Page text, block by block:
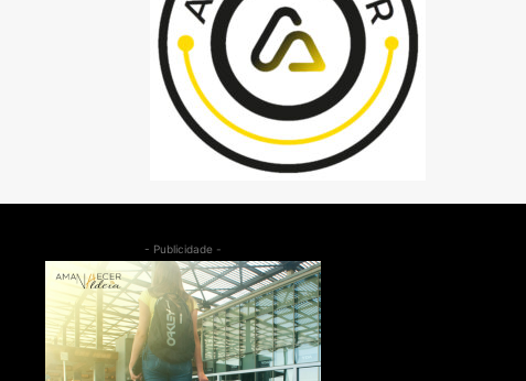
- Publicidade -